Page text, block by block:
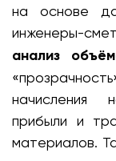
на основе
инженеры-
анализ
начисления
прибыли и
материалов.